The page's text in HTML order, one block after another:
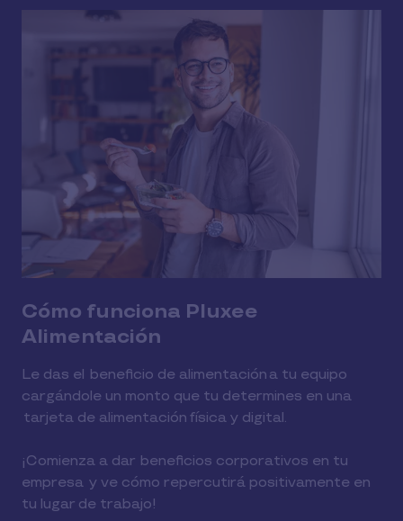
Cómo funciona Pluxee
Alimentación
Le das el beneficio de alimentación a tu equipo
cargándole un monto que tu determines en una
tarjeta de alimentación física y digital.
¡Comienza a dar beneficios corporativos en tu
empresa y ve cómo repercutirá positivamente en
tu lugar de trabajo!